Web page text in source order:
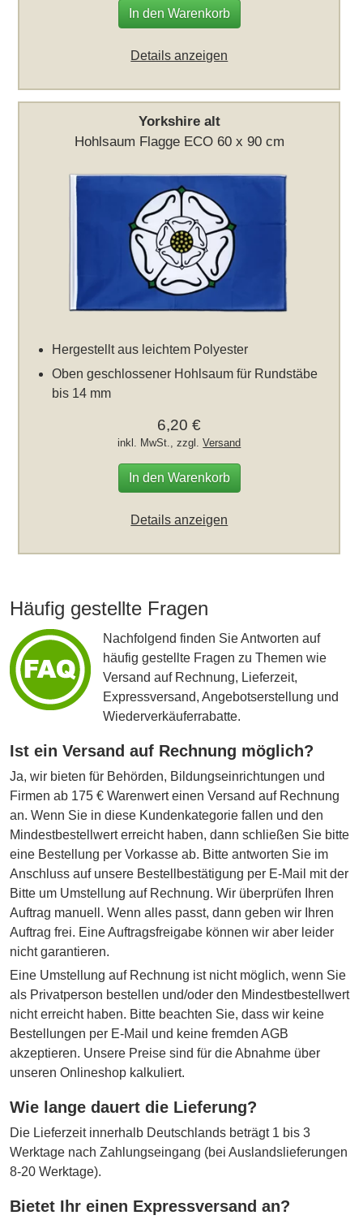
In den Warenkorb
Details anzeigen
Yorkshire alt
Hohlsaum Flagge ECO 60 x 90 cm
Hergestellt aus leichtem Polyester
Oben geschlossener Hohlsaum für Rundstäbe
bis 14 mm
6,20 €
inkl. MwSt., zzgl.Versand
In den Warenkorb
Details anzeigen
Häufig gestellte Fragen
Nachfolgend finden Sie Antworten auf
häufig gestellte Fragen zu Themen wie
Versand auf Rechnung, Lieferzeit,
Expressversand, Angebotserstellung und
Wiederverkäuferrabatte.
Ist ein Versand auf Rechnung möglich?
Ja, wir bieten für Behörden, Bildungseinrichtungen und
Firmen ab 175 € Warenwert einen Versand auf Rechnung
an. Wenn Sie in diese Kundenkategorie fallen und den
Mindestbestellwert erreicht haben, dann schließen Sie bitte
eine Bestellung per Vorkasse ab. Bitte antworten Sie im
Anschluss auf unsere Bestellbestätigung per E-Mail mit der
Bitte um Umstellung auf Rechnung. Wir überprüfen Ihren
Auftrag manuell. Wenn alles passt, dann geben wir Ihren
Auftrag frei. Eine Auftragsfreigabe können wir aber leider
nicht garantieren.
Eine Umstellung auf Rechnung ist nicht möglich, wenn Sie
als Privatperson bestellen und/oder den Mindestbestellwert
nicht erreicht haben. Bitte beachten Sie, dass wir keine
Bestellungen per E-Mail und keine fremden AGB
akzeptieren. Unsere Preise sind für die Abnahme über
unseren Onlineshop kalkuliert.
Wie lange dauert die Lieferung?
Die Lieferzeit innerhalb Deutschlands beträgt 1 bis 3
Werktage nach Zahlungseingang (bei Auslandslieferungen
8-20 Werktage).
Bietet Ihr einen Expressversand an?